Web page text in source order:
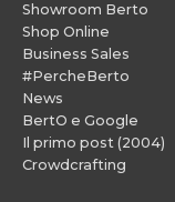
Showroom Berto
Shop Online
Business Sales
#PercheBerto
News
BertO e Google
Il primo post (2004)
Crowdcrafting